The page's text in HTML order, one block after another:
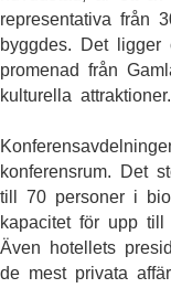
representativa från
byggdes. Det ligger
promenad från
kulturella attraktioner.
konferensrum. Det
till 70 personer i
kapacitet för upp
Även hotellets
de mest privata